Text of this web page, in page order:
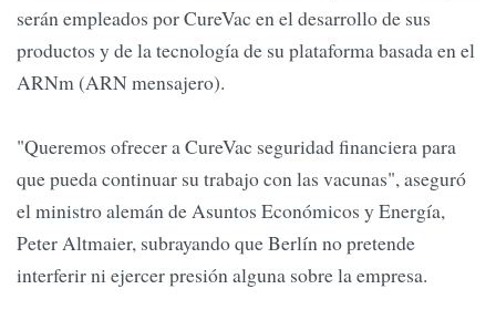
serán empleados por CureVac en el desarrollo de sus
productos y de la tecnología de su plataforma basada en el
ARNm (ARN mensajero).
"Queremos ofrecer a CureVac seguridad financiera para
que pueda continuar su trabajo con las vacunas", aseguró
el ministro alemán de Asuntos Económicos y Energía,
Peter Altmaier, subrayando que Berlín no pretende
interferir ni ejercer presión alguna sobre la empresa.